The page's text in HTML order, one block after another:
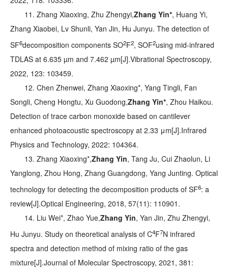
11. Zhang Xiaoxing, Zhu Zhengyi,Zhang Yin*, Huang Yi,
Zhang Xiaobei, Lv Shunli, Yan Jin, Hu Junyu. The detection of
SF6decomposition components SO2F2, SOF2using mid-infrared
TDLAS at 6.635 µm and 7.462 µm[J].Vibrational Spectroscopy,
2022, 123: 103459.
12. Chen Zhenwei, Zhang Xiaoxing*, Yang Tingli, Fan
Songli, Cheng Hongtu, Xu Guodong,Zhang Yin*, Zhou Haikou.
Detection of trace carbon monoxide based on cantilever
enhanced photoacoustic spectroscopy at 2.33 μm[J].Infrared
Physics and Technology, 2022: 104364.
13. Zhang Xiaoxing*,Zhang Yin, Tang Ju, Cui Zhaolun, Li
Yanglong, Zhou Hong, Zhang Guangdong, Yang Junting. Optical
technology for detecting the decomposition products of SF6: a
review[J].Optical Engineering, 2018, 57(11): 110901.
14. Liu Wei*, Zhao Yue,Zhang Yin, Yan Jin, Zhu Zhengyi,
Hu Junyu. Study on theoretical analysis of C4F7N infrared
spectra and detection method of mixing ratio of the gas
mixture[J].Journal of Molecular Spectroscopy, 2021, 381: